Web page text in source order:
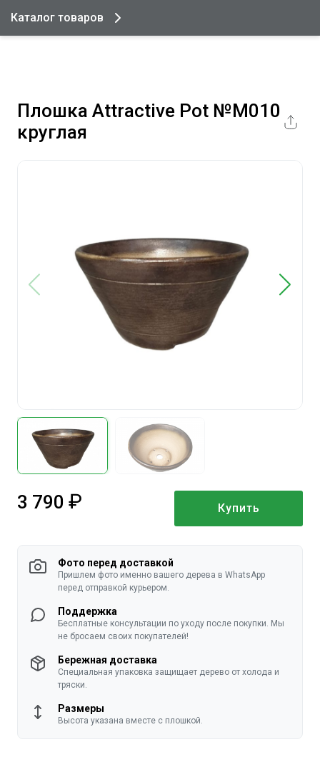
Каталог товаров
Плошка Attractive Pot №М010
круглая
3 790 Купить
Фото перед доставкой
Пришлем фото именно вашего дерева в WhatsApp
перед отправкой курьером.
Поддержка
Бесплатные консультации по уходу после покупки. Мы
не бросаем своих покупателей!
Бережная доставка
Специальная упаковка защищает дерево от холода и
тряски.
Размеры
Высота указана вместе с плошкой.